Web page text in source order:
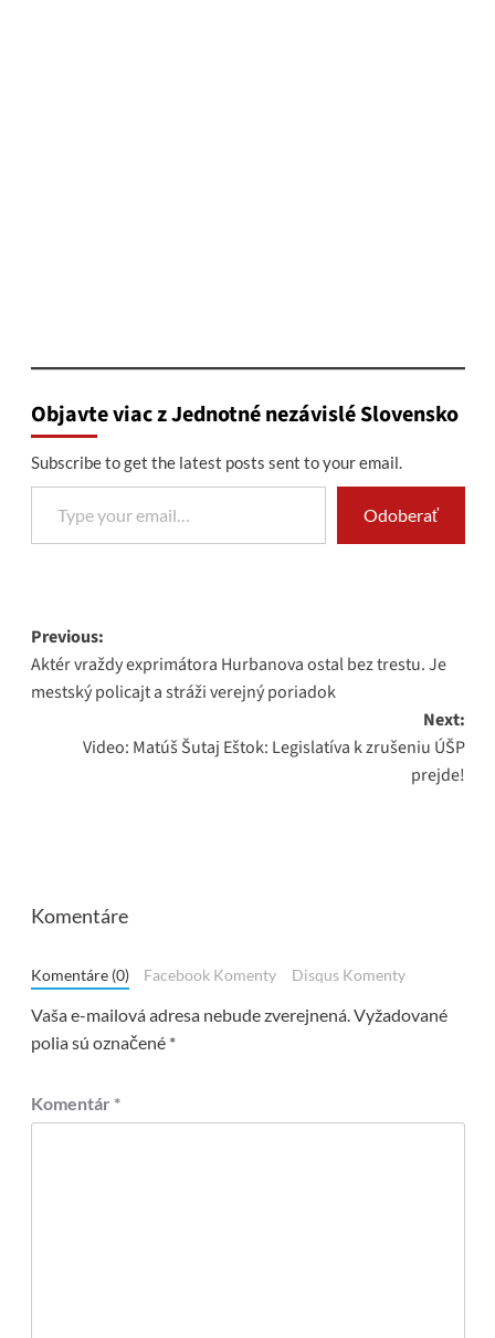
Objavte viac z Jednotné nezávislé Slovensko
Subscribe to get the latest posts sent to your email.
Type your email…
Odoberať
Post
navigation
Previous:
Aktér vraždy exprimátora Hurbanova ostal bez trestu. Je
mestský policajt a stráži verejný poriadok
Next:
Video: Matúš Šutaj Eštok: Legislatíva k zrušeniu ÚŠP
prejde!
Komentáre
Komentáre (0) Facebook Komenty Disqus Komenty
Vaša e-mailová adresa nebude zverejnená.Vyžadované
polia sú označené *
Komentár *